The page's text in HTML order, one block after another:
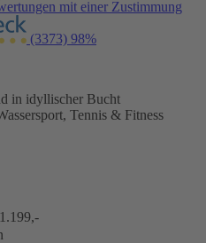
mit einer Zustimmung
(3373) 98%
in idyllischer Bucht
Tennis & Fitness
1.199,-